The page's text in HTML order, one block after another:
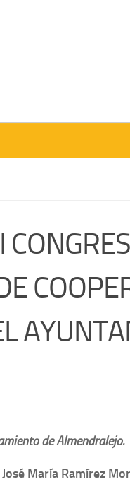
de Almendralejo.
José María Ramírez